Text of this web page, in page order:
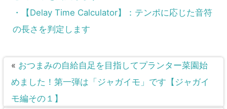
・【Delay Time Calculator】：テンポに応じた音符
の長さを判定します
« おつまみの自給自足を目指してプランター菜園始
めました！第一弾は「ジャガイモ」です【ジャガイ
モ編その１】